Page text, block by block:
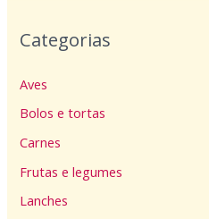
Categorias
Aves
Bolos e tortas
Carnes
Frutas e legumes
Lanches